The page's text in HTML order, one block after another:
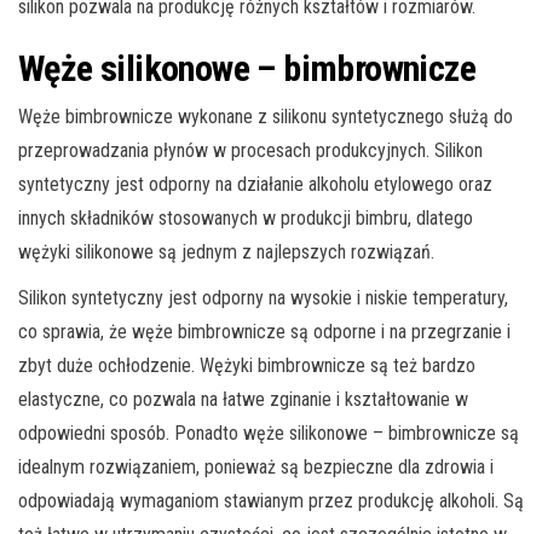
silikon pozwala na produkcję różnych kształtów i rozmiarów.
Węże silikonowe – bimbrownicze
Węże bimbrownicze wykonane z silikonu syntetycznego służą do
przeprowadzania płynów w procesach produkcyjnych. Silikon
syntetyczny jest odporny na działanie alkoholu etylowego oraz
innych składników stosowanych w produkcji bimbru, dlatego
wężyki silikonowe są jednym z najlepszych rozwiązań.
Silikon syntetyczny jest odporny na wysokie i niskie temperatury,
co sprawia, że węże bimbrownicze są odporne i na przegrzanie i
zbyt duże ochłodzenie. Wężyki bimbrownicze są też bardzo
elastyczne, co pozwala na łatwe zginanie i kształtowanie w
odpowiedni sposób. Ponadto węże silikonowe – bimbrownicze są
idealnym rozwiązaniem, ponieważ są bezpieczne dla zdrowia i
odpowiadają wymaganiom stawianym przez produkcję alkoholi. Są